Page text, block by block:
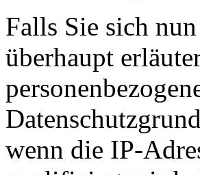
Falls Sie sich
überhaupt
wenn die IP-